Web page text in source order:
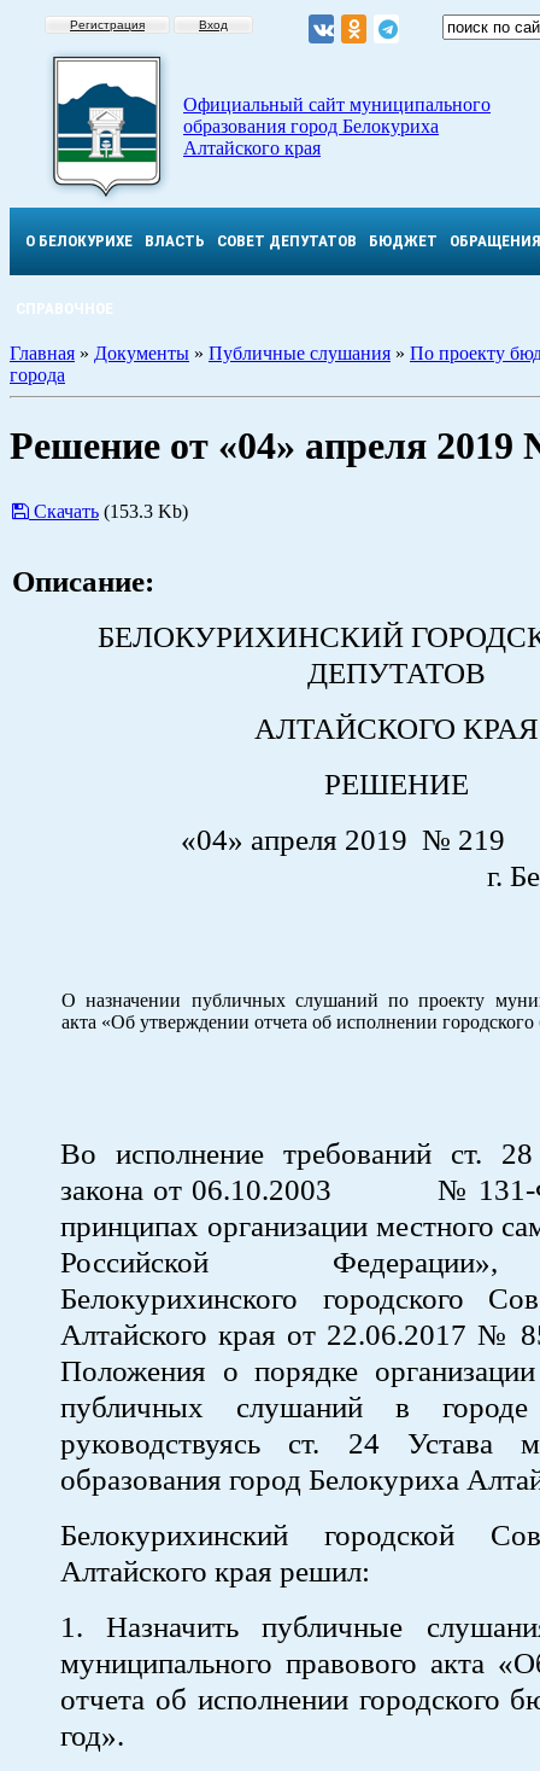
Регистрация Вход
Официальный сайт муниципального
образования город Белокуриха
Алтайского края
О БЕЛОКУРИХЕ ВЛАСТЬ СОВЕТ ДЕПУТАТОВ БЮДЖЕТ ОБРАЩЕНИЯ
СПРАВОЧНОЕ
Главная » Документы » Публичные слушания » По проекту
города
Решение от «04» апреля 2019
Скачать (153.3 Kb)
Описание:
БЕЛОКУРИХИНСКИЙ
ДЕПУТАТОВ
АЛТАЙСКОГО КРАЯ
РЕШЕНИЕ
«04» апреля 2019
г.
О назначении публичных слушаний по проекту
акта «Об утверждении отчета об исполнении
Во исполнение требований ст. 28
закона от 06.10.2003 № 131-
принципах организации местного
Российской
Белокурихинского городского
Алтайского края от 22.06.2017 №
Положения о порядке
публичных слушаний в городе
руководствуясь ст. 24 Устава
образования город Белокуриха
Белокурихинский городской
Алтайского края решил:
1. Назначить публичные
муниципального правового акта
отчета об исполнении городского
год».